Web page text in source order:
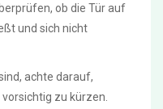
ob die Tür auf
und sich nicht
achte darauf,
zu kürzen.